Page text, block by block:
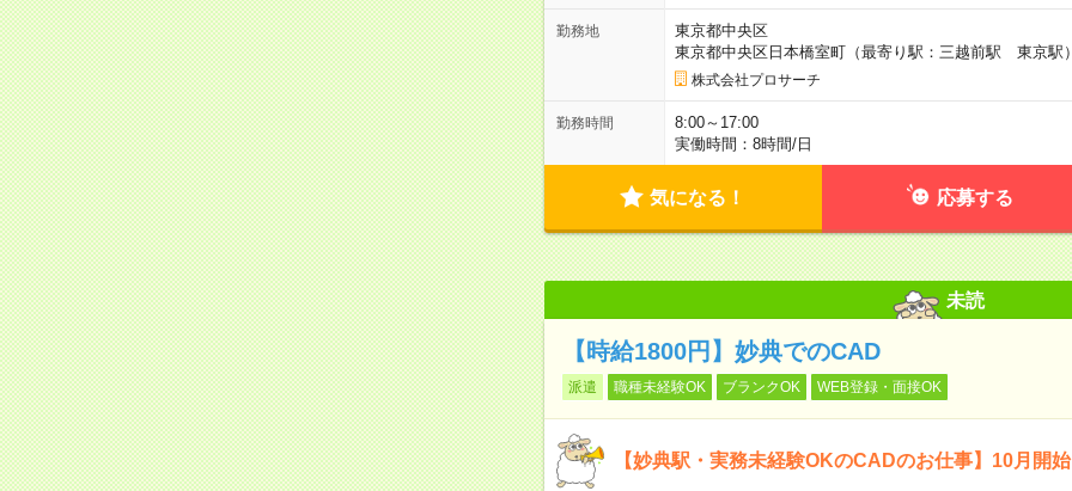
勤務地
東京都中央区
東京都中央区日本橋室町（最寄り駅：三越前駅 東京駅
株式会社プロサーチ
勤務時間
8:00～17:00
実働時間：8時間/日
気になる！ 応募する
未読
【時給1800円】妙典でのCAD
派遣 職種未経験OK ブランクOK WEB登録・面接OK
【妙典駅・実務未経験OKのCADのお仕事】10月開